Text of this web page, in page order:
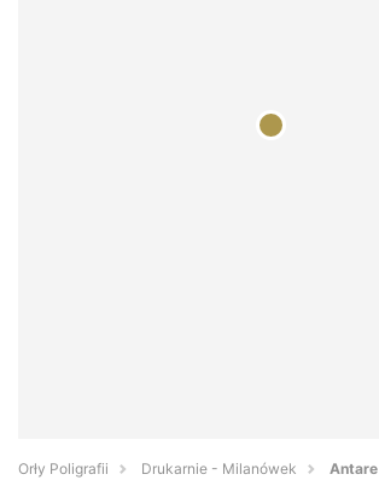
Orły Poligrafii Drukarnie - Milanówek Antare